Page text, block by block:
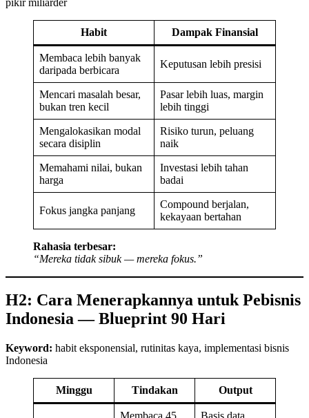
Habit Dampak Finansial
Membaca lebih banyak
daripada berbicara
Keputusan lebih presisi
Mencari masalah besar,
bukan tren kecil
Pasar lebih luas, margin
lebih tinggi
Mengalokasikan modal
secara disiplin
Risiko turun, peluang
naik
Memahami nilai, bukan
harga
Investasi lebih tahan
badai
Fokus jangka panjang
Compound berjalan,
kekayaan bertahan
Rahasia terbesar:
“Mereka tidak sibuk — mereka fokus.”
H2: Cara Menerapkannya untuk Pebisnis
Indonesia — Blueprint 90 Hari
Keyword: habit eksponensial, rutinitas kaya, implementasi bisnis
Indonesia
Minggu Tindakan Output